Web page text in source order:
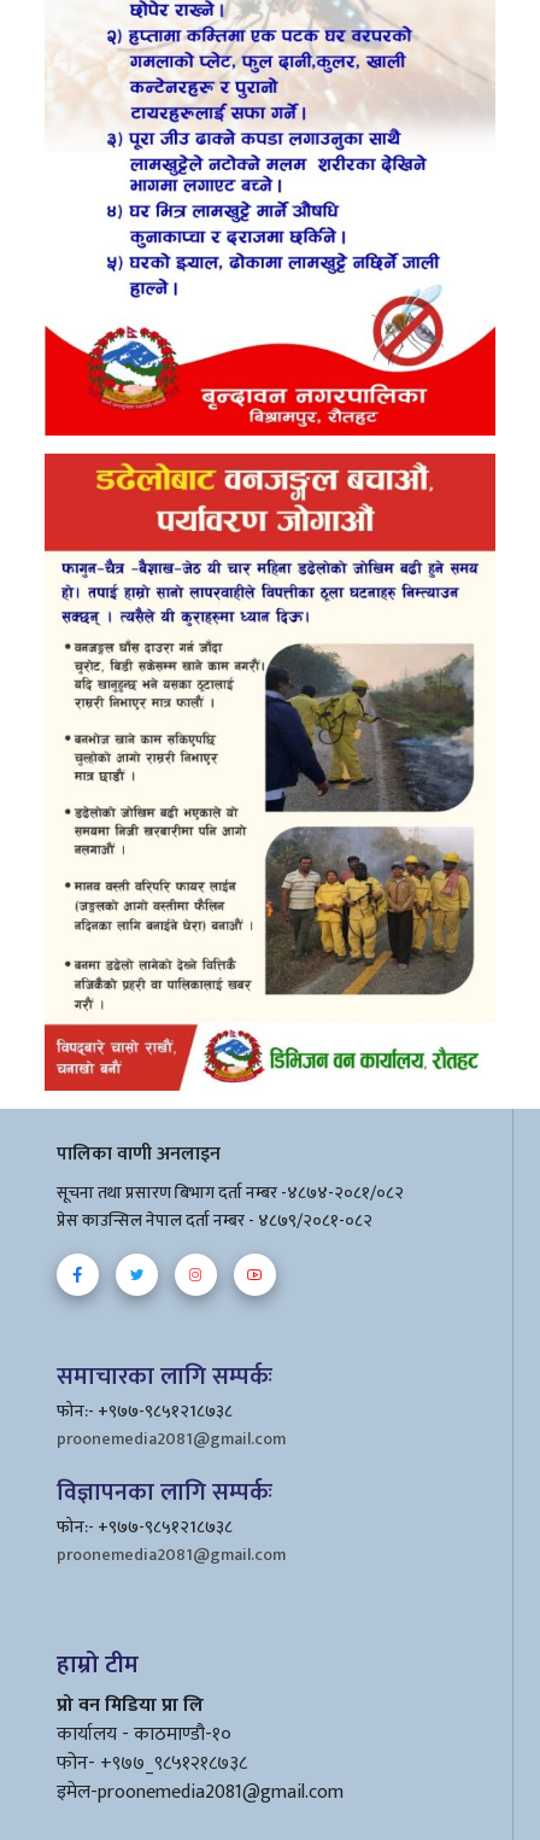
पालिका वाणी अनलाइन
सूचना तथा प्रसारण बिभाग दर्ता नम्बर -४८७४-२०८१/०८२
प्रेस काउन्सिल नेपाल दर्ता नम्बर - ४८७९/२०८१-०८२
समाचारका लागि सम्पर्कः
फोन:- +९७७-९८५१२1८७३८
proonemedia2081@gmail.com
विज्ञापनका लागि सम्पर्कः
फोन:- +९७७-९८५१२1८७३८
proonemedia2081@gmail.com
हाम्रो टीम
प्रो वन मिडिया प्रा लि
कार्यालय - काठमाण्डौ-१०
फोन- +९७७_९८५१२१८७३८
इमेल-proonemedia2081@gmail.com